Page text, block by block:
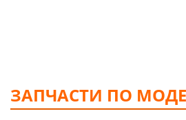
ЗАПЧАСТИ ПО